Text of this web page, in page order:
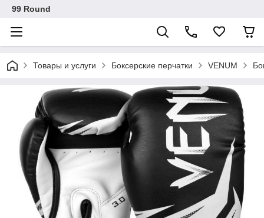
99 Round
Товары и услуги Боксерские перчатки VENUM